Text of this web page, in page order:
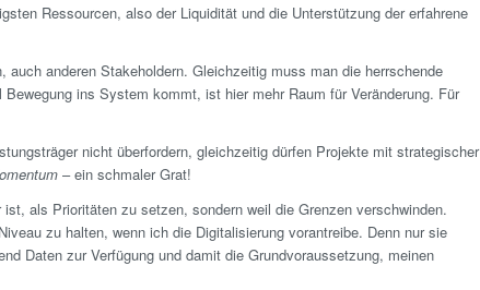
Ressourcen, also der Liquidität und die Unterstützung der erfahrene
anderen Stakeholdern. Gleichzeitig muss man die herrschende
ins System kommt, ist hier mehr Raum für Veränderung. Für
nicht überfordern, gleichzeitig dürfen Projekte mit strategischer
– ein schmaler Grat!
als Prioritäten zu setzen, sondern weil die Grenzen verschwinden.
zu halten, wenn ich die Digitalisierung vorantreibe. Denn nur sie
Daten zur Verfügung und damit die Grund­voraussetzung, meinen